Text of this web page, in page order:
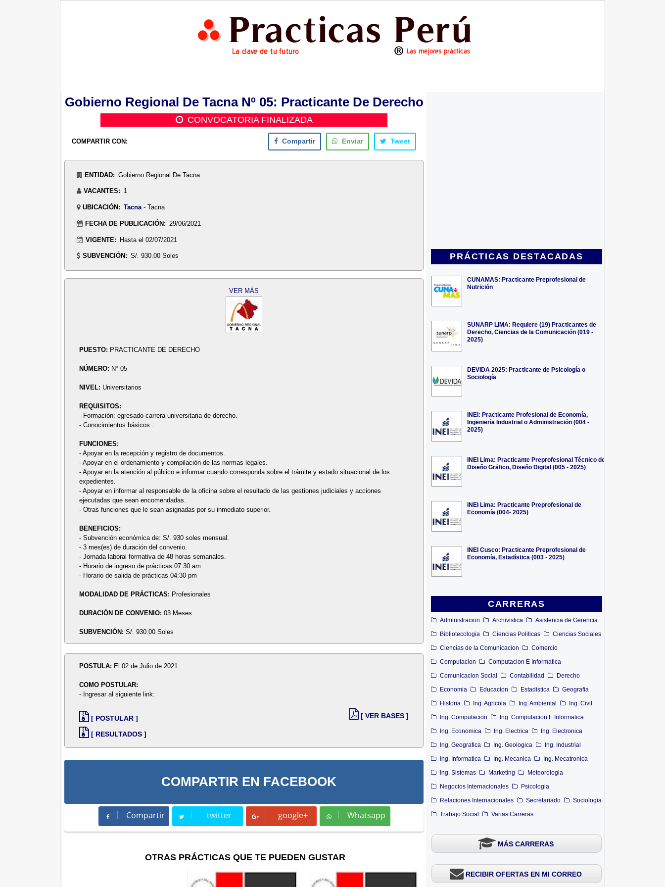
PRÁCTICAS DESTACADAS
CUNAMAS: Practicante Preprofesional de
Nutrición
SUNARP LIMA: Requiere (19) Practicantes de
Derecho, Ciencias de la Comunicación (019 -
2025)
DEVIDA 2025: Practicante de Psicología o
Sociología
INEI: Practicante Profesional de Economía,
Ingeniería Industrial o Administración (004 -
2025)
INEI Lima: Practicante Preprofesional Técnico de
Diseño Gráfico, Diseño Digital (005 - 2025)
INEI Lima: Practicante Preprofesional de
Economía (004- 2025)
INEI Cusco: Practicante Preprofesional de
Economía, Estadística (003 - 2025)
CARRERAS
Administracion Archivistica
Asistencia de Gerencia
Bibliotecologia
Ciencias Politicas
Ciencias Sociales
Ciencias de la Comunicacion
Comercio
Computacion
Computacion E Informatica
Comunicacion Social
Contabilidad
Derecho
Economia
Educacion Estadistica
Geografia
Historia
Ing. Agricola Ing. Ambiental
Ing. Civil
Ing. Computacion
Ing. Computacion E Informatica
Ing. Economica
Ing. Electrica
Ing. Electronica
Ing. Geografica
Ing. Geologica
Ing. Industrial
Ing. Informatica
Ing. Mecanica
Ing. Mecatronica
Ing. Sistemas
Marketing
Meteorologia
Negocios Internacionales
Psicologia
Relaciones Internacionales
Secretariado
Sociologia
Trabajo Social
Varias Carreras
MÁS CARRERAS
RECIBIR OFERTAS EN MI CORREO
Gobierno Regional De Tacna Nº 05: Practicante De Derecho
CONVOCATORIA FINALIZADA
COMPARTIR CON: Compartir Enviar Tweet
ENTIDAD: Gobierno Regional De Tacna
VACANTES: 1
UBICACIÓN: Tacna- Tacna
FECHA DE PUBLICACIÓN: 29/06/2021
VIGENTE: Hasta el 02/07/2021
SUBVENCIÓN: S/. 930.00 Soles
VER MÁS
PUESTO: PRACTICANTE DE DERECHO
NÚMERO: Nº 05
NIVEL: Universitarios
REQUISITOS:
- Formación: egresado carrera universitaria de derecho.
- Conocimientos básicos .
FUNCIONES:
- Apoyar en la recepción y registro de documentos.
- Apoyar en el ordenamiento y compilación de las normas legales.
- Apoyar en la atención al público e informar cuando corresponda sobre el trámite y estado situacional de los
expedientes.
- Apoyar en informar al responsable de la oficina sobre el resultado de las gestiones judiciales y acciones
ejecutadas que sean encomendadas.
- Otras funciones que le sean asignadas por su inmediato superior.
BENEFICIOS:
- Subvención económica de: S/. 930 soles mensual.
- 3 mes(es) de duración del convenio.
- Jornada laboral formativa de 48 horas semanales.
- Horario de ingreso de prácticas 07:30 am.
- Horario de salida de prácticas 04:30 pm
MODALIDAD DE PRÁCTICAS: Profesionales
DURACIÓN DE CONVENIO:03 Meses
SUBVENCIÓN:S/. 930.00 Soles
POSTULA: El 02 de Julio de 2021
COMO POSTULAR:
- Ingresar al siguiente link:
[ POSTULAR ]
[ RESULTADOS ]
[ VER BASES ]
COMPARTIR EN FACEBOOK
Compartir
Compartir twitter
Tweet google+ Whatsapp
Whatsapp
OTRAS PRÁCTICAS QUE TE PUEDEN GUSTAR